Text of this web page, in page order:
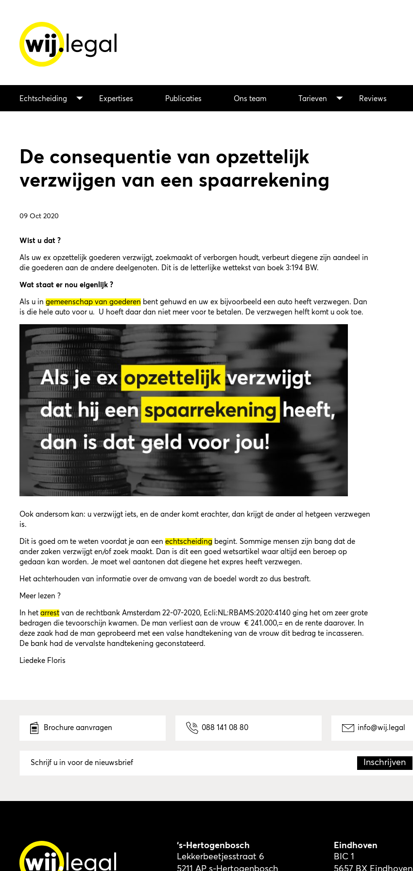
Echtscheiding Expertises Publicaties Ons team Tarieven Reviews
De consequentie van opzettelijk
verzwijgen van een spaarrekening
09 Oct 2020
Wist u dat ?
Als uw ex opzettelijk goederen verzwijgt, zoekmaakt of verborgen houdt, verbeurt diegene zijn aandeel in
die goederen aan de andere deelgenoten. Dit is de letterlijke wettekst van boek 3:194 BW.
Wat staat er nou eigenlijk ?
Als u in gemeenschap van goederen bent gehuwd en uw ex bijvoorbeeld een auto heeft verzwegen. Dan
is die hele auto voor u. U hoeft daar dan niet meer voor te betalen. De verzwegen helft komt u ook toe.
Ook andersom kan: u verzwijgt iets, en de ander komt erachter, dan krijgt de ander al hetgeen verzwegen
is.
Dit is goed om te weten voordat je aan een echtscheiding begint. Sommige mensen zijn bang dat de
ander zaken verzwijgt en/of zoek maakt. Dan is dit een goed wetsartikel waar altijd een beroep op
gedaan kan worden. Je moet wel aantonen dat diegene het expres heeft verzwegen.
Het achterhouden van informatie over de omvang van de boedel wordt zo dus bestraft.
Meer lezen ?
In het arrest van de rechtbank Amsterdam 22-07-2020, Ecli:NL:RBAMS:2020:4140 ging het om zeer grote
bedragen die tevoorschijn kwamen. De man verliest aan de vrouw € 241.000,= en de rente daarover. In
deze zaak had de man geprobeerd met een valse handtekening van de vrouw dit bedrag te incasseren.
De bank had de vervalste handtekening geconstateerd.
Liedeke Floris
Brochure aanvragen 088 141 08 80 info@wij.legal
‘s-Hertogenbosch
Lekkerbeetjesstraat 6
5211 AP s-Hertogenbosch
Eindhoven
BIC 1
5657 BX Eindhoven